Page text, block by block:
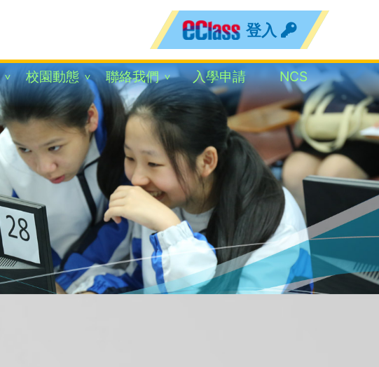
登入
校園動態 聯絡我們 入學申請 NCS